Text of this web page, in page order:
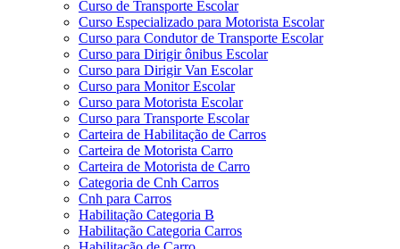
Curso de Transporte Escolar
Curso Especializado para Motorista Escolar
Curso para Condutor de Transporte Escolar
Curso para Dirigir ônibus Escolar
Curso para Dirigir Van Escolar
Curso para Monitor Escolar
Curso para Motorista Escolar
Curso para Transporte Escolar
Carteira de Habilitação de Carros
Carteira de Motorista Carro
Carteira de Motorista de Carro
Categoria de Cnh Carros
Cnh para Carros
Habilitação Categoria B
Habilitação Categoria Carros